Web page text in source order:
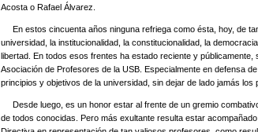
Acosta o Rafael Álvarez.
En estos cincuenta años ninguna refriega como ésta, hoy, de
universidad, la institucionalidad, la constitucionalidad, la
libertad. En todos esos frentes ha estado reciente y públicamente,
Asociación de Profesores de la USB. Especialmente en defensa
principios y objetivos de la universidad, sin dejar de lado jamás los
Desde luego, es un honor estar al frente de un gremio
de todos conocidas. Pero más exultante resulta estar